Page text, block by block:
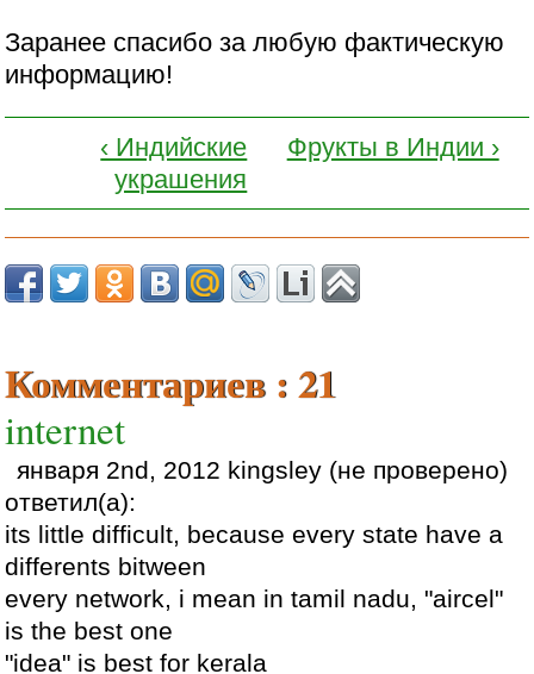
Заранее спасибо за любую фактическую
информацию!
‹ Индийские
украшения
Фрукты в Индии ›
Комментариев : 21
internet
января 2nd, 2012 kingsley (не проверено)
ответил(а):
its little difficult, because every state have a
differents bitween
every network, i mean in tamil nadu, "aircel"
is the best one
"idea" is best for kerala